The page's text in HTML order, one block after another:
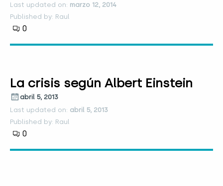
Last updated on: marzo 12, 2014
Published by: Raul
0
La crisis según Albert Einstein
abril 5, 2013
Last updated on: abril 5, 2013
Published by: Raul
0